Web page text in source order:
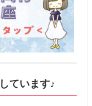
ています♪